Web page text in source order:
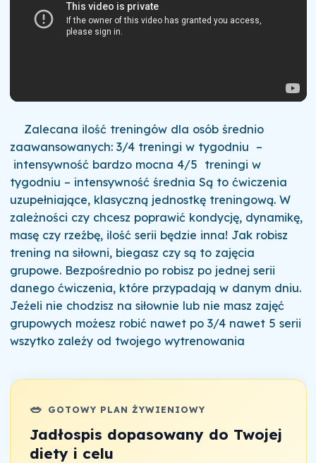
Zalecana ilość treningów dla osób średnio
zaawansowanych: 3/4 treningi w tygodniu –
intensywność bardzo mocna 4/5 treningi w
tygodniu – intensywność średnia Są to ćwiczenia
uzupełniające, klasyczną jednostkę treningową. W
zależności czy chcesz poprawić kondycję, dynamikę,
masę czy rzeźbę, ilość serii będzie inna! Jak robisz
trening na siłowni, biegasz czy są to zajęcia
grupowe. Bezpośrednio po robisz po jednej serii
danego ćwiczenia, które przypadają w danym dniu.
Jeżeli nie chodzisz na siłownie lub nie masz zajęć
grupowych możesz robić nawet po 3/4 nawet 5 serii
wszytko zależy od twojego wytrenowania
🥗 GOTOWY PLAN ŻYWIENIOWY
Jadłospis dopasowany do Twojej
diety i celu